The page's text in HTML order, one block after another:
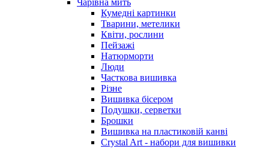
Кумедні картинки
Тварини, метелики
Квіти, рослини
Пейзажі
Натюрморти
Люди
Часткова вишивка
Різне
Вишивка бісером
Подушки, серветки
Брошки
Вишивка на пластиковій канві
Crystal Art - набори для вишивки